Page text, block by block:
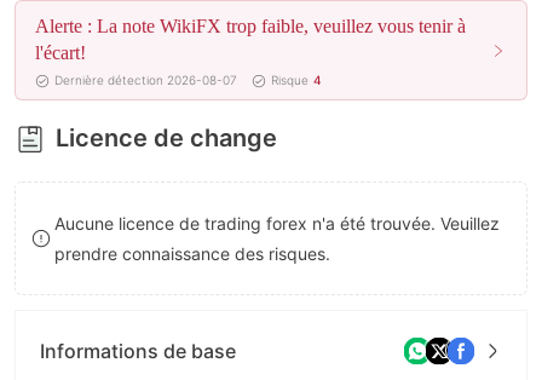
6
7
8
9
Alerte : La note WikiFX trop faible, veuillez vous tenir à
l'écart!
Dernière détection 2026-08-07 Risque 4
Licence de change
Aucune licence de trading forex n'a été trouvée. Veuillez
prendre connaissance des risques.
Informations de base